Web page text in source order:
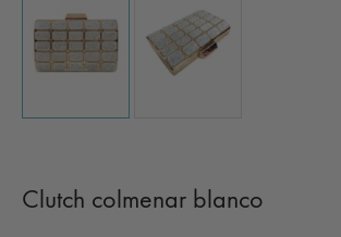
Clutch colmenar blanco